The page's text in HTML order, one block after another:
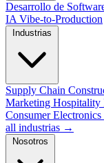
Desarrollo de
IA Vibe-to-Production
Supply Chain
Marketing Hospitality
Consumer Electronics
all industrias →